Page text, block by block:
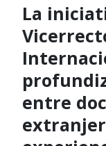
La
entre